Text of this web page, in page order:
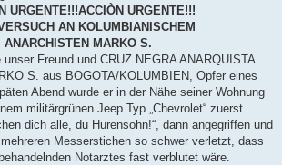
URGENTE!!!ACCIÒN URGENTE!!!
AN KOLUMBIANISCHEM
ANARCHISTEN MARKO S.
Freund und CRUZ NEGRA ANARQUISTA
S. aus BOGOTA/KOLUMBIEN, Opfer eines
Abend wurde er in der Nähe seiner Wohnung
militärgrünen Jeep Typ „Chevrolet“ zuerst
dich alle, du Hurensohn!“, dann angegriffen und
Messerstichen so schwer verletzt, dass
Notarztes fast verblutet wäre.